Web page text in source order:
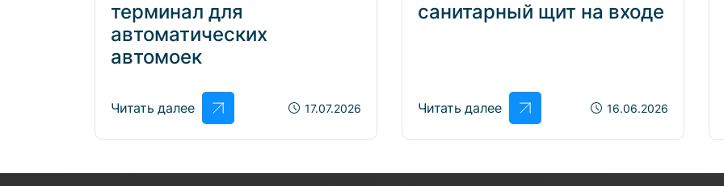
терминал для
автоматических
автомоек
Читать далее 17.07.2026
санитарный щит на входе
Читать далее 16.06.2026